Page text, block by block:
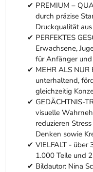
PREMIUM –
durch präzise
Druckqualität
PERFEKTES
Erwachsene,
für Anfänger
MEHR ALS NUR
unterhaltend,
gleichzeitig
GEDÄCHTNIS-
visuelle
reduzieren
Denken sowie
VIELFALT - über
1.000 Teile und
Bildautor: Nina